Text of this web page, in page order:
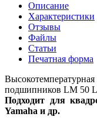
Описание
Характеристики
Отзывы
Файлы
Статьи
Печатная форма
подшипников LM 50
Подходит для
Yamaha и др.